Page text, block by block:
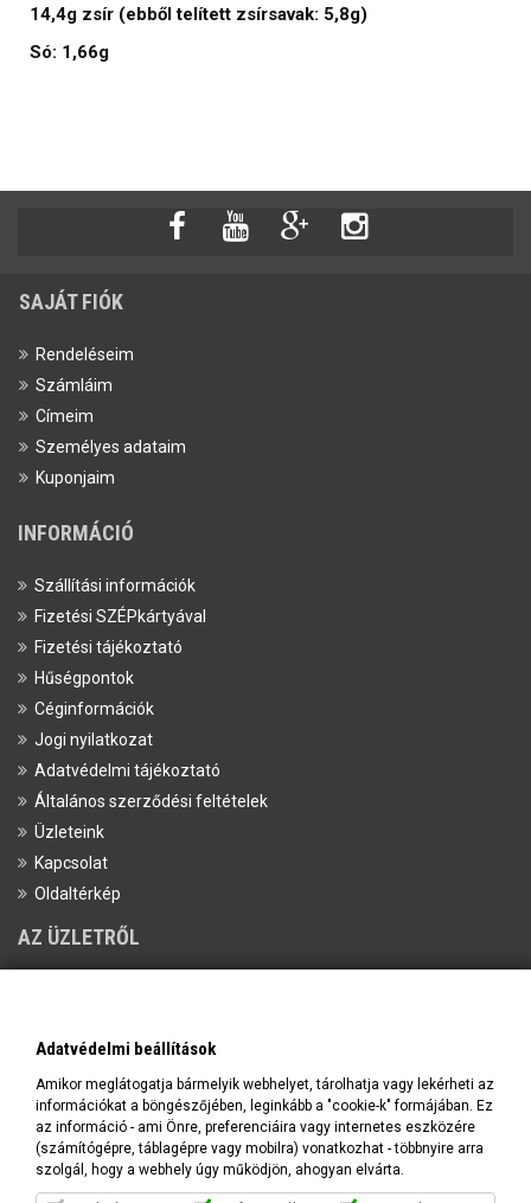
14,4g zsír (ebből telített zsírsavak: 5,8g)
Só: 1,66g
SAJÁT FIÓK
Rendeléseim
Számláim
Címeim
Személyes adataim
Kuponjaim
INFORMÁCIÓ
Szállítási információk
Fizetési SZÉPkártyával
Fizetési tájékoztató
Hűségpontok
Céginformációk
Jogi nyilatkozat
Adatvédelmi tájékoztató
Általános szerződési feltételek
Üzleteink
Kapcsolat
Oldaltérkép
AZ ÜZLETRŐL
Email:info@primeprotein.eu
Adatvédelmi beállítások
Amikor meglátogatja bármelyik webhelyet, tárolhatja vagy lekérheti az
információkat a böngészőjében, leginkább a "cookie-k" formájában. Ez
az információ - ami Önre, preferenciáira vagy internetes eszközére
(számítógépre, táblagépre vagy mobilra) vonatkozhat - többnyire arra
szolgál, hogy a webhely úgy működjön, ahogyan elvárta.